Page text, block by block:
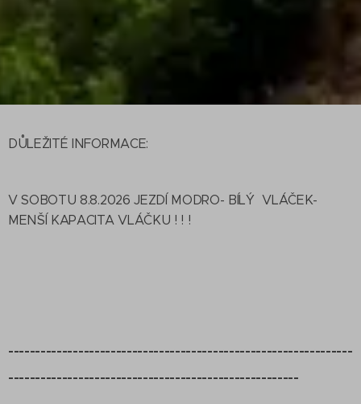
DŮLEŽITÉ INFORMACE:
V SOBOTU 8.8.2026 JEZDÍ MODRO- BÍLÝ VLÁČEK-
MENŠÍ KAPACITA VLÁČKU ! ! !
----------------------------------------------------------------
------------------------------------------------------